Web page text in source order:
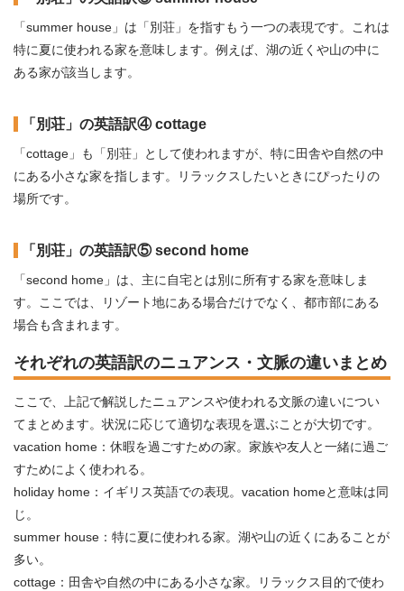
「summer house」は「別荘」を指すもう一つの表現です。これは
特に夏に使われる家を意味します。例えば、湖の近くや山の中に
ある家が該当します。
「別荘」の英語訳④ cottage
「cottage」も「別荘」として使われますが、特に田舎や自然の中
にある小さな家を指します。リラックスしたいときにぴったりの
場所です。
「別荘」の英語訳⑤ second home
「second home」は、主に自宅とは別に所有する家を意味しま
す。ここでは、リゾート地にある場合だけでなく、都市部にある
場合も含まれます。
それぞれの英語訳のニュアンス・文脈の違いまとめ
ここで、上記で解説したニュアンスや使われる文脈の違いについ
てまとめます。状況に応じて適切な表現を選ぶことが大切です。
vacation home：休暇を過ごすための家。家族や友人と一緒に過ご
すためによく使われる。
holiday home：イギリス英語での表現。vacation homeと意味は同
じ。
summer house：特に夏に使われる家。湖や山の近くにあることが
多い。
cottage：田舎や自然の中にある小さな家。リラックス目的で使わ